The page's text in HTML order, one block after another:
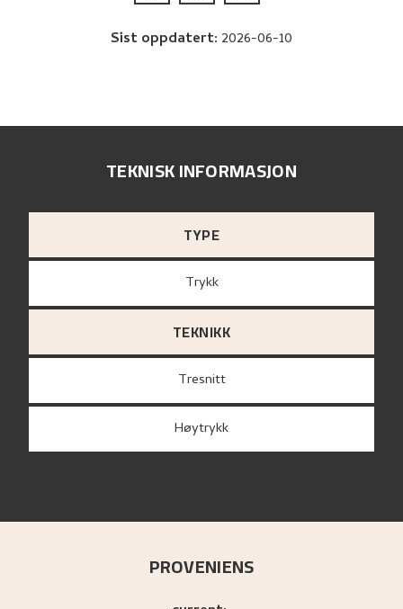
Sist oppdatert: 2026-06-10
TEKNISK INFORMASJON
TYPE
Trykk
TEKNIKK
Tresnitt
Høytrykk
PROVENIENS